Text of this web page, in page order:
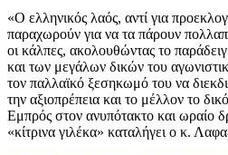
«Ο ελληνικός λαός, αντί για
παραχωρούν για να τα πάρουν
οι κάλπες, ακολουθώντας το
και των μεγάλων δικών του
τον παλλαϊκό ξεσηκωμό του να
την αξιοπρέπεια και το μέλλον το
Εμπρός στον ανυπότακτο και ωραίο
«κίτρινα γιλέκα» καταλήγει ο κ.